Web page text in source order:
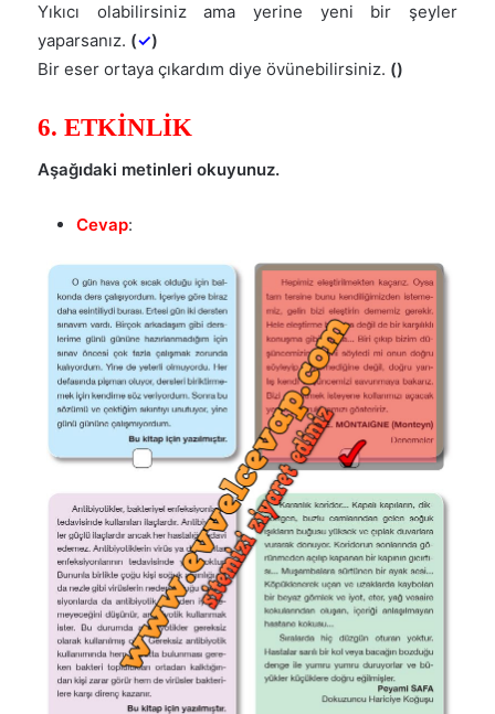
Yıkıcı olabilirsiniz ama yerine yeni bir şeyler
yaparsanız. (✓)
Bir eser ortaya çıkardım diye övünebilirsiniz. ()
6. ETKİNLİK
Aşağıdaki metinleri okuyunuz.
Cevap: